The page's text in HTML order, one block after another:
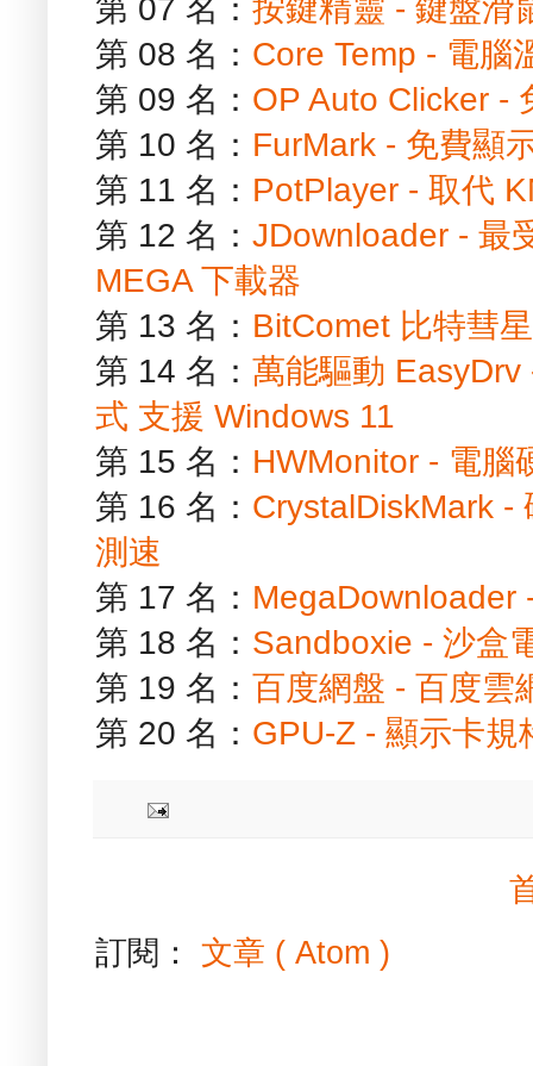
第 07 名： 按鍵精靈 - 鍵盤滑
第 08 名： Core Temp - 電腦
第 09 名： OP Auto Clicker -
第 10 名： FurMark - 免費顯
第 11 名： PotPlayer - 取代
第 12 名： JDownloader - 最
MEGA 下載器
第 13 名： BitComet 比特彗
第 14 名： 萬能驅動
式 支援 Windows 11
第 15 名： HWMonitor - 電腦
第 16 名： CrystalDiskMark -
測速
第 17 名： MegaDownloader
第 18 名： Sandboxie - 沙盒
第 19 名： 百度網盤 - 百度雲
第 20 名： GPU-Z - 顯示卡規
訂閱： 文章 ( Atom )